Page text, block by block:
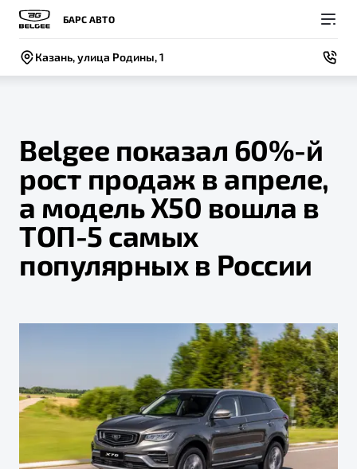
БАРС АВТО
Казань, улица Родины, 1
Модели
Новый
X50+
Яркий кроссовер
от 2 219 990 ₽*
Покупателям
ВЫБОР И ПОКУПКА
Автомобили в наличии
Спецпредложения и Акции
Трейд-ин
Страхование
Расчет КАСКО
Владельцам
СЕРВИС
Записаться на сервис
Руководство по эксплуатации
Гарантия Belgee
Belgee Линк
Belgee Клуб
О компании
СОБЫТИЯ
Новости
Контакты
Правовая информация
Belgee показал 60%-й
рост продаж в апреле,
а модель X50 вошла в
ТОП-5 самых
популярных в России